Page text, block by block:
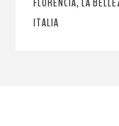
ITALIA